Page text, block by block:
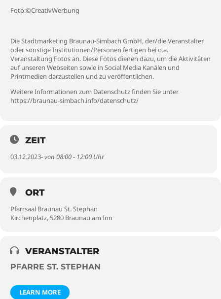
Foto:©CreativWerbung
Die Stadtmarketing Braunau-Simbach GmbH, der/die Veranstalter
oder sonstige Institutionen/Personen fertigen bei o.a.
Veranstaltung Fotos an. Diese Fotos dienen dazu, um die Aktivitäten
auf unseren Webseiten sowie in Social Media Kanälen und
Printmedien darzustellen und zu veröffentlichen.
Weitere Informationen zum Datenschutz finden Sie unter
https://braunau-simbach.info/datenschutz/
ZEIT
03.12.2023- von 08:00 - 12:00 Uhr
ORT
Pfarrsaal Braunau St. Stephan
Kirchenplatz, 5280 Braunau am Inn
VERANSTALTER
PFARRE ST. STEPHAN
LEARN MORE